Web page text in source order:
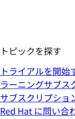
トピックを探す
トライアルを開始
ラーニングサブス
サブスクリプショ
Red Hat に問い合